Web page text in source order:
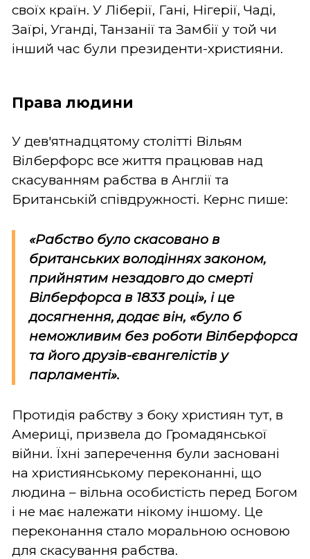
своїх країн. У Ліберії, Гані, Нігерії, Чаді,
Заїрі, Уганді, Танзанії та Замбії у той чи
інший час були президенти-християни.
Права людини
У дев'ятнадцятому столітті Вільям
Вілберфорс все життя працював над
скасуванням рабства в Англії та
Британській співдружності. Кернс пише:
«Рабство було скасовано в
британських володіннях законом,
прийнятим незадовго до смерті
Вілберфорса в 1833 році», і це
досягнення, додає він, «було б
неможливим без роботи Вілберфорса
та його друзів-євангелістів у
парламенті».
Протидія рабству з боку християн тут, в
Америці, призвела до Громадянської
війни. Їхні заперечення були засновані
на християнському переконанні, що
людина – вільна особистість перед Богом
і не має належати нікому іншому. Це
переконання стало моральною основою
для скасування рабства.